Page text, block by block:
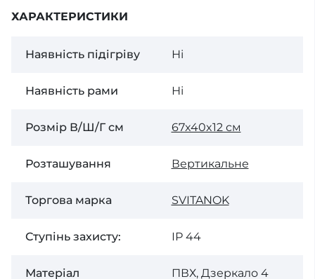
ХАРАКТЕРИСТИКИ
Наявність підігріву Ні
Наявність рами Ні
Розмір В/Ш/Г см 67x40x12 см
Розташування Вертикальне
Торгова марка SVІTANOK
Ступінь захисту: ІР 44
Матеріал ПВХ, Дзеркало 4